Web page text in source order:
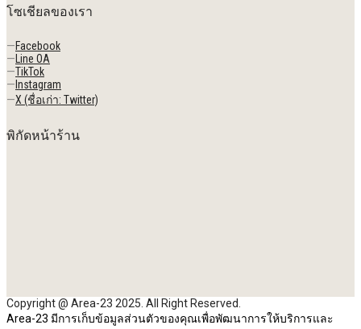
โซเชียลของเรา
—Facebook
— Line OA
—TikTok
— Instagram
—X (ชื่อเก่า: Twitter)
พิกัดหน้าร้าน
Copyright @ Area-23 2025. All Right Reserved.
Area-23 มีการเก็บข้อมูลส่วนตัวของคุณเพื่อพัฒนาการให้บริการและ